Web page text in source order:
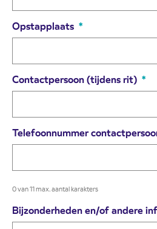
Opstapplaats *
Contactpersoon (tijdens rit) *
Telefoonnummer
0 van 11 max. aantal karakters
Bijzonderheden en/of andere